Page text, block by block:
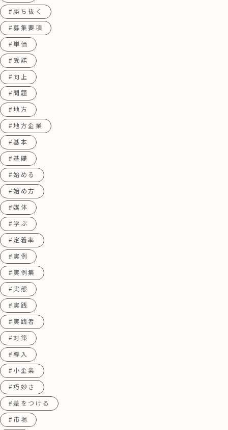
#勝ち抜く
#募集要項
#単価
#受諾
#向上
#問題
#地方
#地方企業
#基本
#基礎
#始める
#始め方
#媒体
#学ぶ
#定着率
#実例
#実例集
#実態
#実践
#実践者
#対策
#導入
#小企業
#巧妙さ
#差をつける
#市場